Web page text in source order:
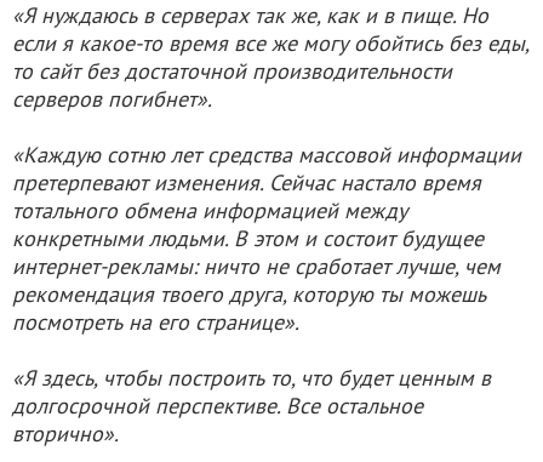
«Я нуждаюсь в серверах так же, как и в пище. Но
если я какое-то время все же могу обойтись без еды,
то сайт без достаточной производительности
серверов погибнет».
«Каждую сотню лет средства массовой информации
претерпевают изменения. Сейчас настало время
тотального обмена информацией между
конкретными людьми. В этом и состоит будущее
интернет-рекламы: ничто не сработает лучше, чем
рекомендация твоего друга, которую ты можешь
посмотреть на его странице».
«Я здесь, чтобы построить то, что будет ценным в
долгосрочной перспективе. Все остальное
вторично».